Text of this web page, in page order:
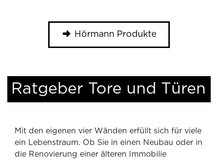
Hörmann Produkte
Ratgeber Tore und Türen
Mit den eigenen vier Wänden erfüllt sich für viele
ein Lebenstraum. Ob Sie in einen Neubau oder in
die Renovierung einer älteren Immobilie